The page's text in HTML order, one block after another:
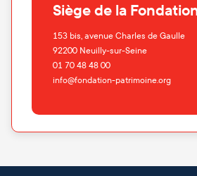
Siège de la
153 bis, avenue Charles de Gaulle
92200 Neuilly-sur-Seine
01 70 48 48 00
info@fondation-patrimoine.org